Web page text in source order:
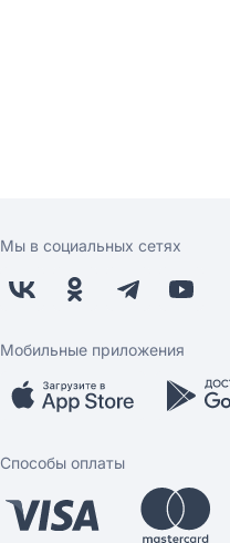
Мы в социальных сетях
Мобильные приложения
Способы оплаты